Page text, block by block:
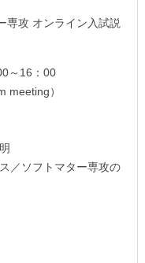
専攻 オンライン入試説
～16：00
meeting）
／ソフトマター専攻の